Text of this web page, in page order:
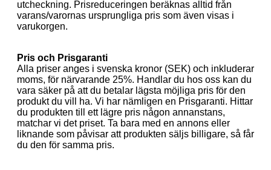
utcheckning. Prisreduceringen beräknas alltid från
varans/varornas ursprungliga pris som även visas i
varukorgen.
Pris och Prisgaranti
Alla priser anges i svenska kronor (SEK) och inkluderar
moms, för närvarande 25%. Handlar du hos oss kan du
vara säker på att du betalar lägsta möjliga pris för den
produkt du vill ha. Vi har nämligen en Prisgaranti. Hittar
du produkten till ett lägre pris någon annanstans,
matchar vi det priset. Ta bara med en annons eller
liknande som påvisar att produkten säljs billigare, så får
du den för samma pris.